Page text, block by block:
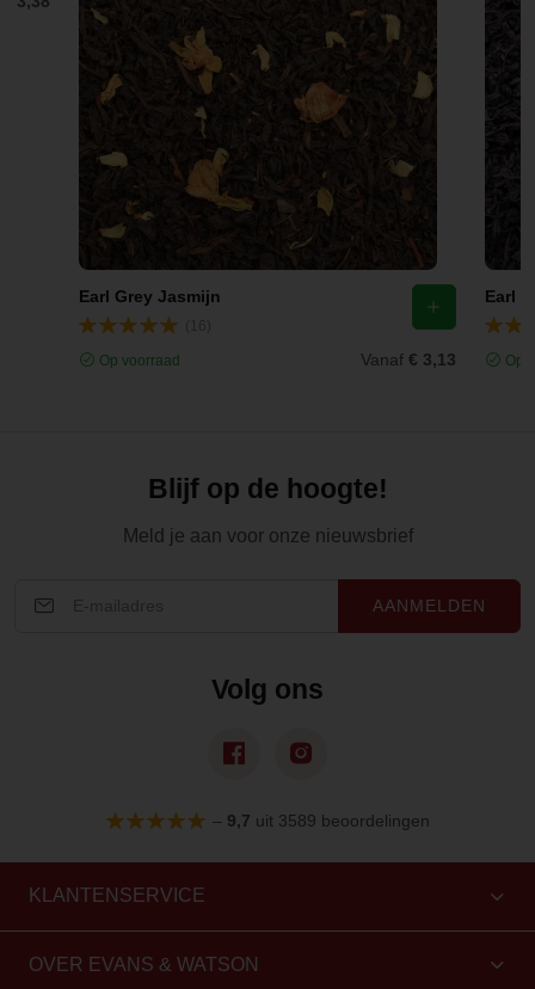
Earl Grey Jasmijn
Op voorraad Vanaf € 3,13
Earl
Op
Blijf op de hoogte!
Meld je aan voor onze nieuwsbrief
AANMELDEN
Volg ons
– 9,7 uit 3589 beoordelingen
KLANTENSERVICE
OVER EVANS & WATSON